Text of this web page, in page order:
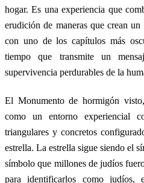
hogar. Es una experiencia que
erudición de maneras que crean
con uno de los capítulos más
tiempo que transmite un
supervivencia perdurables de la
El Monumento de hormigón
como un entorno experiencial
triangulares y concretos
estrella. La estrella sigue siendo el
símbolo que millones de judíos
para identificarlos como judíos,